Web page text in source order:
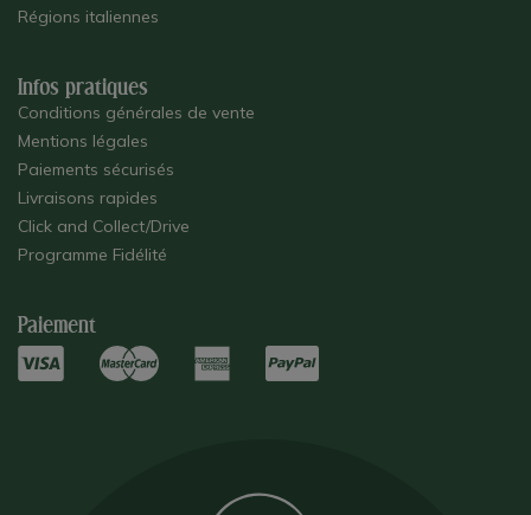
Régions italiennes
Infos pratiques
Conditions générales de vente
Mentions légales
Paiements sécurisés
Livraisons rapides
Click and Collect/Drive
Programme Fidélité
Paiement